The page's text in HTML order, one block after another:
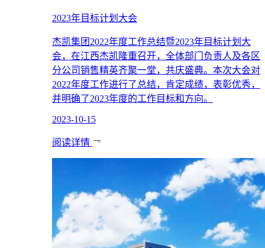
2023年目标计划大会
杰凯集团2022年度工作总结暨2023年目标计划大
会，在江西杰凯隆重召开，全体部门负责人及各区
分公司销售精英齐聚一堂，共庆盛典。本次大会对
2022年度工作进行了总结，肯定成绩，表彰优秀，
并明确了2023年度的工作目标和方向。
2023-10-15
阅读详情